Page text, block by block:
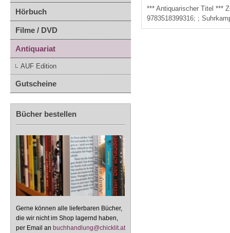
Hörbuch
Filme / DVD
Antiquariat
AUF Edition
Gutscheine
Bücher bestellen
Gerne können alle lieferbaren Bücher,
die wir nicht im Shop lagernd haben,
per Email an buchhandlung@chicklit.at
*** Antiquarischer Titel ***
9783518399316; ;